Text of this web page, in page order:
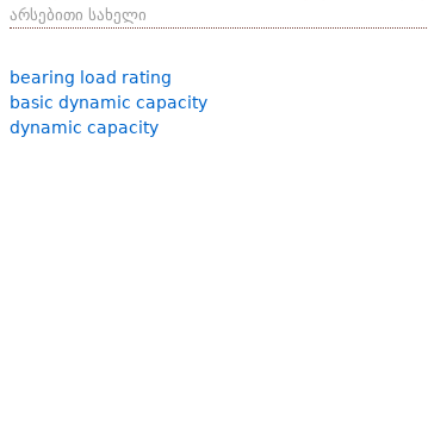
არსებითი სახელი
bearing load rating
basic dynamic capacity
dynamic capacity